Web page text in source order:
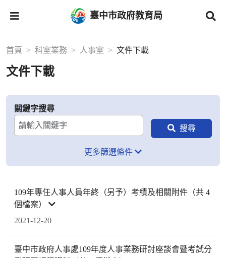
臺中市政府教育局
首頁 科室業務 人事室 文件下載
文件下載
關鍵字搜尋
更多篩選條件
109年專任人事人員年終（另予）考績及相關附件（共 4
個檔案）
2021-12-20
臺中市政府人事處109年度人事業務研討座談會暨考試分